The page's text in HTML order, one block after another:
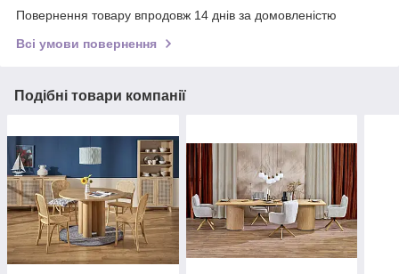
Повернення товару впродовж 14 днів за домовленістю
Всі умови повернення
Подібні товари компанії